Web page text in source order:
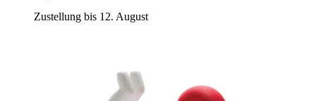
Zustellung bis 12. August